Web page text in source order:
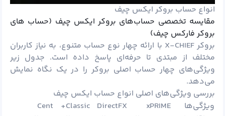
انواع حساب بروکر ایکس چیف
مقایسه تخصصی حساب‌های بروکر ایکس چیف (حساب های
بروکر فارکس چیف)
بروکر X-CHIEF با ارائه چهار نوع حساب متنوع، به نیاز کاربران
مختلف از مبتدی تا حرفه‌ای پاسخ داده است. جدول زیر
ویژگی‌های چهار حساب اصلی بروکر را در یک نگاه نمایش
می‌دهد.
بررسی ویژگی‌های اصلی انواع حساب ایکس چیف
ویژگی‌ها
xPRIME
DirectFX
Classic+
Cent